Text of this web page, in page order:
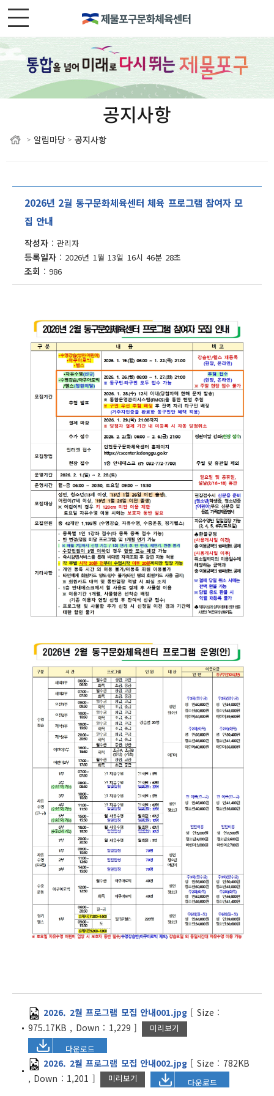
공지사항
> 알림마당 > 공지사항
2026년 2월 동구문화체육센터 체육 프로그램 참여자 모
집 안내
작성자 관리자
등록일자 2026년 1월 13일 16시 46분 28초
조회 986
2026. 2월 프로그램 모집 안내001.jpg [ Size :
975.17KB , Down : 1,229 ]
미리보기
다운로드
2026. 2월 프로그램 모집 안내002.jpg [ Size : 782KB
, Down : 1,201 ] 미리보기 다운로드